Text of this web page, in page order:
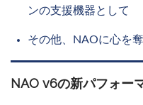
ンの支援機器として
その他、NAOに心を
NAO v6の新パフォー